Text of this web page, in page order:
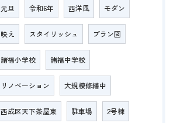
元旦 令和6年 西洋風 モダン
映え スタイリッシュ プラン図
諸福小学校 諸福中学校
リノベーション 大規模修繕中
西成区天下茶屋東 駐車場 2号棟